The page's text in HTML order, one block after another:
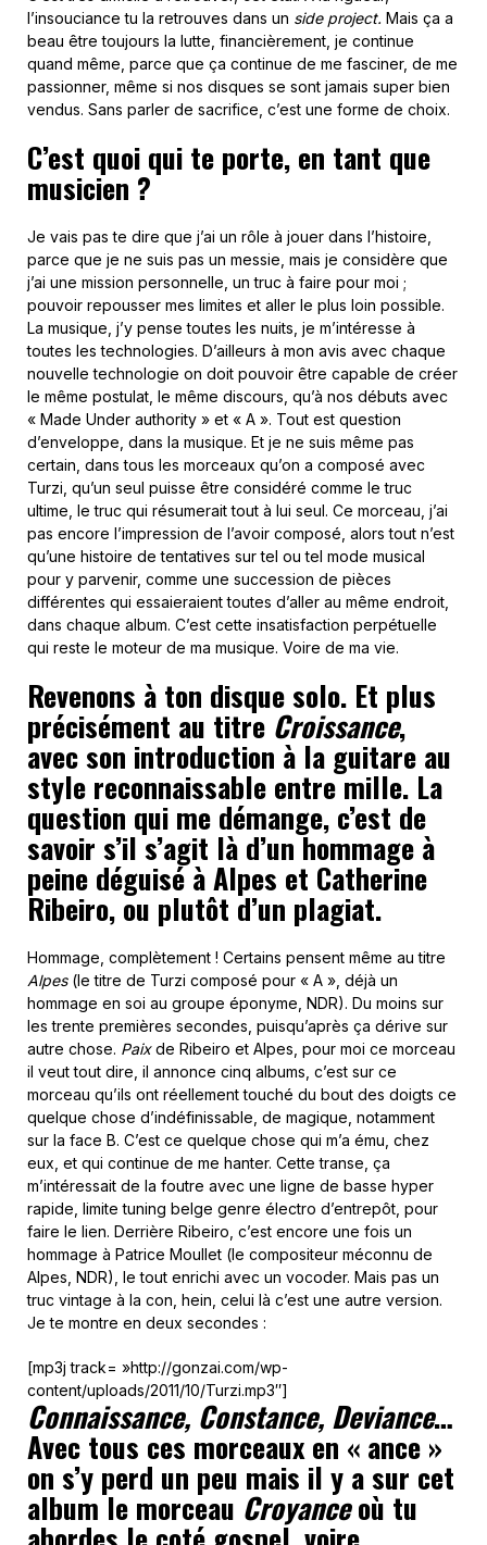
l’insouciance tu la retrouves dans un side project. Mais ça a
beau être toujours la lutte, financièrement, je continue
quand même, parce que ça continue de me fasciner, de me
passionner, même si nos disques se sont jamais super bien
vendus. Sans parler de sacrifice, c’est une forme de choix.
C’est quoi qui te porte, en tant que
musicien ?
Je vais pas te dire que j’ai un rôle à jouer dans l’histoire,
parce que je ne suis pas un messie, mais je considère que
j’ai une mission personnelle, un truc à faire pour moi ;
pouvoir repousser mes limites et aller le plus loin possible.
La musique, j’y pense toutes les nuits, je m’intéresse à
toutes les technologies. D’ailleurs à mon avis avec chaque
nouvelle technologie on doit pouvoir être capable de créer
le même postulat, le même discours, qu’à nos débuts avec
« Made Under authority » et « A ». Tout est question
d’enveloppe, dans la musique. Et je ne suis même pas
certain, dans tous les morceaux qu’on a composé avec
Turzi, qu’un seul puisse être considéré comme le truc
ultime, le truc qui résumerait tout à lui seul. Ce morceau, j’ai
pas encore l’impression de l’avoir composé, alors tout n’est
qu’une histoire de tentatives sur tel ou tel mode musical
pour y parvenir, comme une succession de pièces
différentes qui essaieraient toutes d’aller au même endroit,
dans chaque album. C’est cette insatisfaction perpétuelle
qui reste le moteur de ma musique. Voire de ma vie.
Revenons à ton disque solo. Et plus
précisément au titre Croissance,
avec son introduction à la guitare au
style reconnaissable entre mille. La
question qui me démange, c’est de
savoir s’il s’agit là d’un hommage à
peine déguisé à Alpes et Catherine
Ribeiro, ou plutôt d’un plagiat.
Hommage, complètement ! Certains pensent même au titre
Alpes (le titre de Turzi composé pour « A », déjà un
hommage en soi au groupe éponyme, NDR). Du moins sur
les trente premières secondes, puisqu’après ça dérive sur
autre chose. Paixde Ribeiro et Alpes, pour moi ce morceau
il veut tout dire, il annonce cinq albums, c’est sur ce
morceau qu’ils ont réellement touché du bout des doigts ce
quelque chose d’indéfinissable, de magique, notamment
sur la face B. C’est ce quelque chose qui m’a ému, chez
eux, et qui continue de me hanter. Cette transe, ça
m’intéressait de la foutre avec une ligne de basse hyper
rapide, limite tuning belge genre électro d’entrepôt, pour
faire le lien. Derrière Ribeiro, c’est encore une fois un
hommage à Patrice Moullet (le compositeur méconnu de
Alpes, NDR), le tout enrichi avec un vocoder. Mais pas un
truc vintage à la con, hein, celui là c’est une autre version.
Je te montre en deux secondes :
[mp3j track= »http://gonzai.com/wp-
content/uploads/2011/10/Turzi.mp3″]
Connaissance, Constance, Deviance…
Avec tous ces morceaux en « ance »
on s’y perd un peu mais il y a sur cet
album le morceau Croyanceoù tu